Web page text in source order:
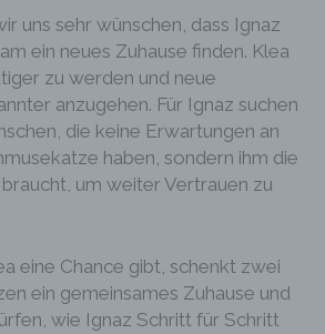
uns sehr wünschen, dass Ignaz
ein neues Zuhause finden. Klea
zu werden und neue
anzugehen. Für Ignaz suchen
die keine Erwartungen an
haben, sondern ihm die
um weiter Vertrauen zu
eine Chance gibt, schenkt zwei
ein gemeinsames Zuhause und
wie Ignaz Schritt für Schritt
hat die Möglichkeit, sich auf
des für die Verarbeitung
unter Angabe von
Daten zu registrieren.
Daten dabei an den
Verantwortlichen übermittelt
aus der jeweiligen
die für die Registrierung
von der betroffenen Person
Daten werden
und gespeichert. Der für
Verantwortliche kann die
oder mehrere